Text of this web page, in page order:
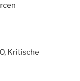
Kritische